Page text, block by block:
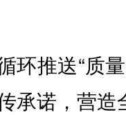
环推送“质
承诺，营